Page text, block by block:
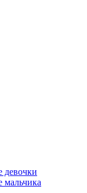
девочки
мальчика